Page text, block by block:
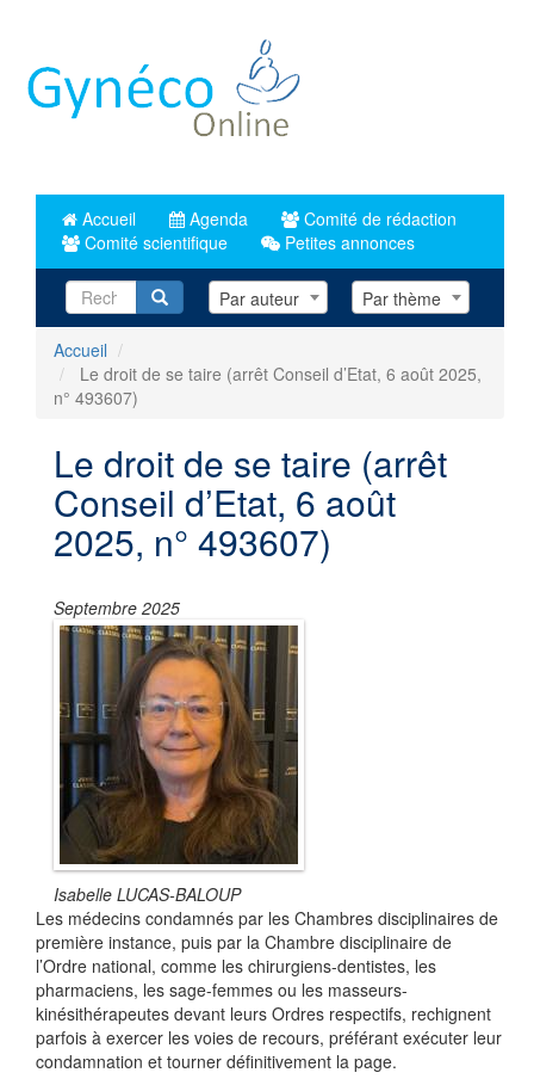
principal
Accueil Agenda
Comité de rédaction
Comité scientifique
Petites annonces
RecherchePar auteur Par thème
Accueil
Le droit de se taire (arrêt Conseil d’Etat, 6 août 2025,
n° 493607)
Le droit de se taire (arrêt
Conseil d’Etat, 6 août
2025, n° 493607)
Septembre 2025
Isabelle LUCAS-BALOUP
Les médecins condamnés par les Chambres disciplinaires de
première instance, puis par la Chambre disciplinaire de
l’Ordre national, comme les chirurgiens-dentistes, les
pharmaciens, les sage-femmes ou les masseurs-
kinésithérapeutes devant leurs Ordres respectifs, rechignent
parfois à exercer les voies de recours, préférant exécuter leur
condamnation et tourner définitivement la page.